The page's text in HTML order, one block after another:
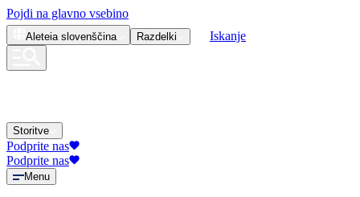
Pojdi na glavno vsebino
Aleteia slovenščina Razdelki Iskanje
Storitve
Podprite nas
Podprite nas
Menu